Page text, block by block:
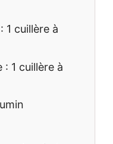
1 cuillère à
: 1 cuillère à